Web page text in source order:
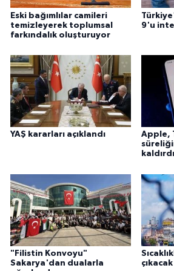
Eski bağımlılar camileri
temizleyerek toplumsal
farkındalık oluşturuyor
9'u
YAŞ kararları açıklandı
Apple,
kaldırdı
"Filistin Konvoyu"
Sakarya'dan dualarla
çıkacak
Gümüşhane Müftülüğü
Hakkari Müftülüğü
Hatay Müftülüğü
Iğdır Müftülüğü
Isparta Müftülüğü
İzmir Müftülüğü
Kahramanmaraş Müftülüğü
Karabük Müftülüğü